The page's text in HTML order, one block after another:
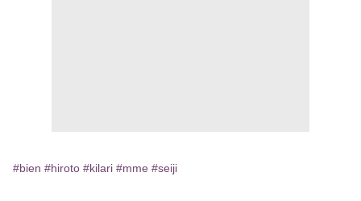
#bien #hiroto #kilari #mme #seiji